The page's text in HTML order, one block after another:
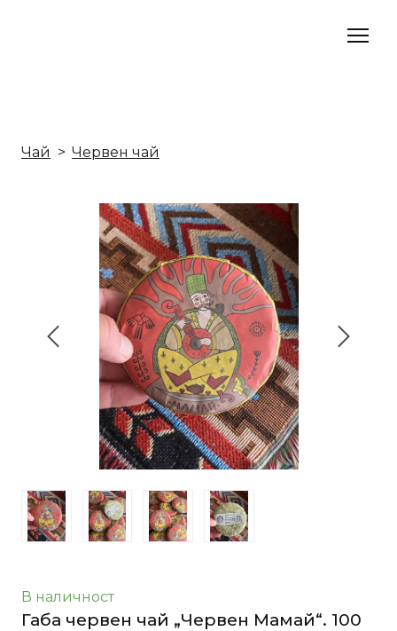
Чай Червен чай
В наличност
Габа червен чай „Червен Мамай“. 100